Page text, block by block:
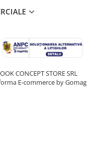
CONCEPT STORE SRL
E-commerce by Gomag